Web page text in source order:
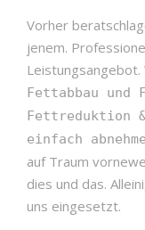
Vorher
jenem.
Fettabbau
Fettreduktion
einfach
auf Traum
dies und das.
uns eingesetzt.